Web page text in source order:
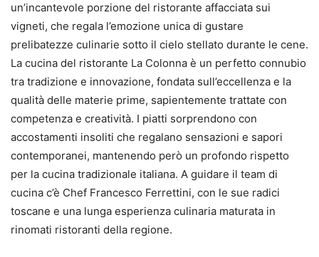
un’incantevole porzione del ristorante affacciata sui
vigneti, che regala l’emozione unica di gustare
prelibatezze culinarie sotto il cielo stellato durante le cene.
La cucina del ristorante La Colonna è un perfetto connubio
tra tradizione e innovazione, fondata sull’eccellenza e la
qualità delle materie prime, sapientemente trattate con
competenza e creatività. I piatti sorprendono con
accostamenti insoliti che regalano sensazioni e sapori
contemporanei, mantenendo però un profondo rispetto
per la cucina tradizionale italiana. A guidare il team di
cucina c’è Chef Francesco Ferrettini, con le sue radici
toscane e una lunga esperienza culinaria maturata in
rinomati ristoranti della regione.